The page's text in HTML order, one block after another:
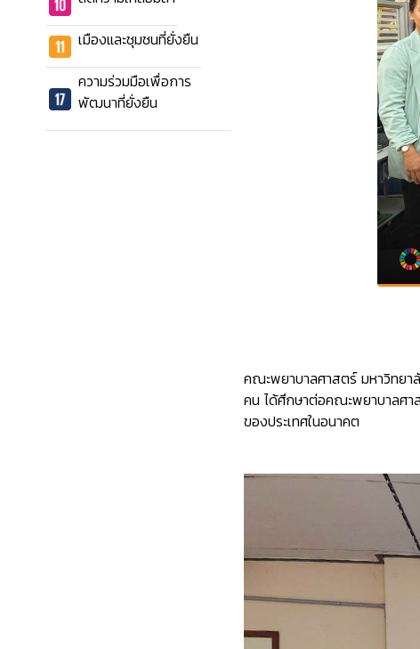
เมืองและชุมชนที่ยั่งยืน
ความร่วมมือเพื่อการ
พัฒนาที่ยั่งยืน
คณะพยาบาลศาสตร์ มหาวิทยา
คน ได้ศึกษาต่อคณะพยาบาลศา
ของประเทศในอนาคต